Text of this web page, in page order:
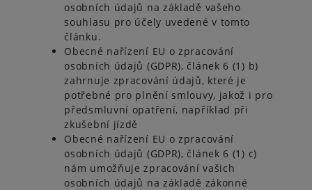
osobních údajů na základě vašeho
souhlasu pro účely uvedené v tomto
článku.
Obecné nařízení EU o zpracování
osobních údajů (GDPR), článek 6 (1) b)
zahrnuje zpracování údajů, které je
potřebné pro plnění smlouvy, jakož i pro
předsmluvní opatření, například při
zkušební jízdě
Obecné nařízení EU o zpracování
osobních údajů (GDPR), článek 6 (1) c)
nám umožňuje zpracování vašich
osobních údajů na základě zákonné